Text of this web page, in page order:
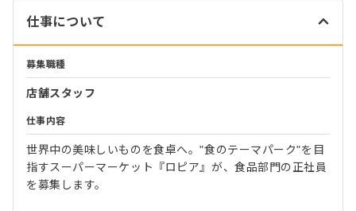
仕事について
募集職種
店舗スタッフ
仕事内容
世界中の美味しいものを食卓へ。"食のテーマパーク"を目
指すスーパーマーケット『ロピア』が、食品部門の正社員
を募集します。